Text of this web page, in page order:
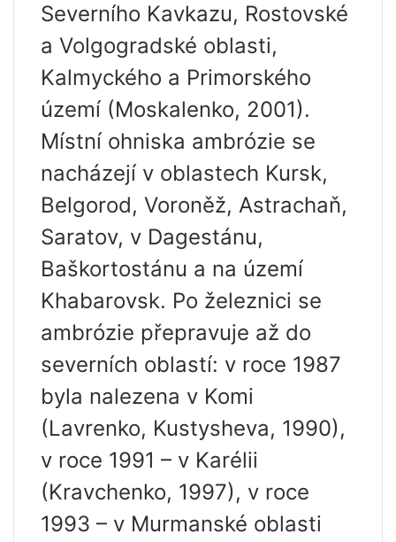
Severního Kavkazu, Rostovské
a Volgogradské oblasti,
Kalmyckého a Primorského
území (Moskalenko, 2001).
Místní ohniska ambrózie se
nacházejí v oblastech Kursk,
Belgorod, Voroněž, Astrachaň,
Saratov, v Dagestánu,
Baškortostánu a na území
Khabarovsk. Po železnici se
ambrózie přepravuje až do
severních oblastí: v roce 1987
byla nalezena v Komi
(Lavrenko, Kustysheva, 1990),
v roce 1991 – v Karélii
(Kravchenko, 1997), v roce
1993 – v Murmanské oblasti